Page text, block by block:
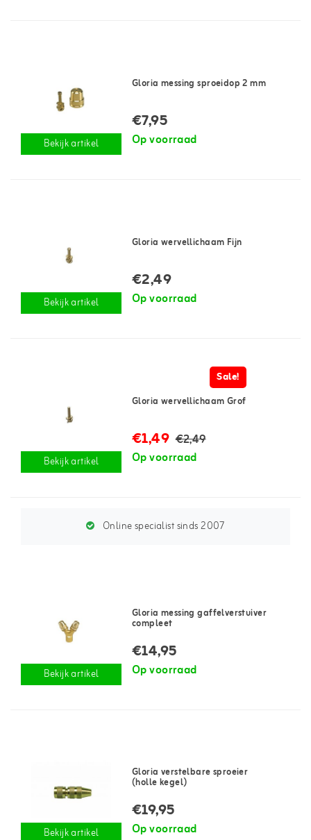
Bekijk artikel
Gloria messing sproeidop 2 mm
€7,95
Op voorraad
Bekijk artikel
Gloria wervellichaam Fijn
€2,49
Op voorraad
Bekijk artikel
Sale!
Gloria wervellichaam Grof
€1,49 €2,49
Op voorraad
Online specialist sinds 2007
Bekijk artikel
Gloria messing gaffelverstuiver
compleet
€14,95
Op voorraad
Bekijk artikel
Gloria verstelbare sproeier
(holle kegel)
€19,95
Op voorraad